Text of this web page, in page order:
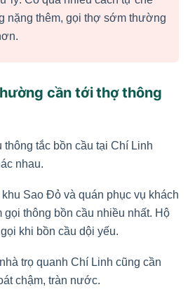
nặng thêm, gọi thợ sớm thường
cần tới thợ thông
tắc bồn cầu tại Chí Linh
nhau.
Sao Đỏ và quán phục vụ khách
thông bồn cầu nhiều nhất. Hộ
khi bồn cầu dội yếu.
trọ quanh Chí Linh cũng cần
chậm, tràn nước.